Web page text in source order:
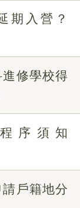
期入營？
修學校得
序須知
戶籍地分